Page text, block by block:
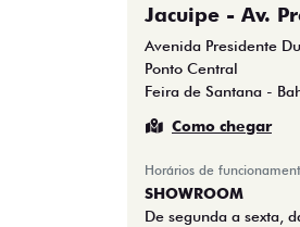
Jacuipe - Av.
Avenida Presidente
Ponto Central
Feira de Santana -
Como chegar
Horários de
SHOWROOM
De segunda a sexta,